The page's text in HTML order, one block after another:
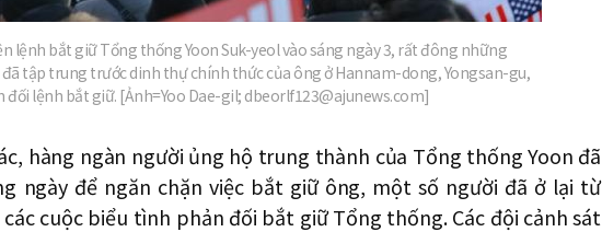
lệnh bắt giữ Tổng thống Yoon Suk-yeol vào sáng ngày 3, rất đông những
tập trung trước dinh thự chính thức của ông ở Hannam-dong, Yongsan-gu,
đối lệnh bắt giữ. [Ảnh=Yoo Dae-gil; dbeorlf123@ajunews.com]
hàng ngàn người ủng hộ trung thành của Tổng thống Yoon đã
ngày để ngăn chặn việc bắt giữ ông, một số người đã ở lại từ
cuộc biểu tình phản đối bắt giữ Tổng thống. Các đội cảnh sát